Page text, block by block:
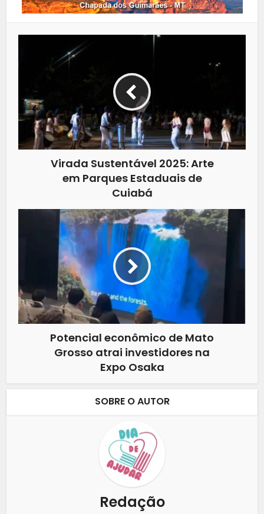
Virada Sustentável 2025: Arte
em Parques Estaduais de
Cuiabá
Potencial econômico de Mato
Grosso atrai investidores na
Expo Osaka
SOBRE O AUTOR
Redação